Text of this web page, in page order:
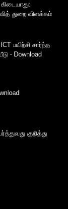
துறை விளக்கம்
பயிற்சி சார்ந்த
- Download
குறித்து